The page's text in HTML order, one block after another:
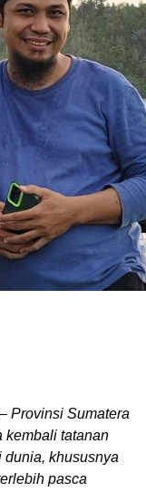
Provinsi Sumatera
kembali tatanan
dunia, khususnya
pasca